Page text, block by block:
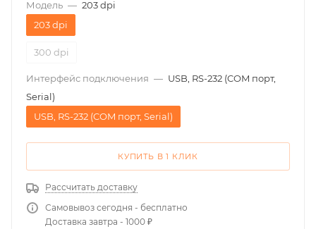
Модель — 203 dpi
203 dpi
300 dpi
Интерфейс подключения — USB, RS-232 (COM порт,
Serial)
USB, RS-232 (COM порт, Serial)
КУПИТЬ В 1 КЛИК
Рассчитать доставку
Самовывоз сегодня - бесплатно
Доставка завтра - 1000 ₽